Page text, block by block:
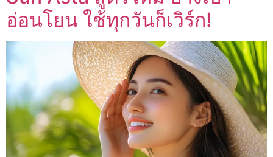
อ่อนโยน ใช้ทุกวันก็เวิร์ก!